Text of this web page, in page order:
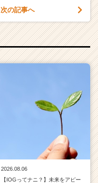
次の記事へ
2026.08.06
【IOGってナニ？】未来をアピー